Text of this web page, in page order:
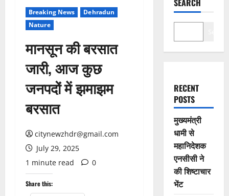
Breaking News
Dehradun
Nature
मानसून की बरसात
जारी, आज कुछ
जनपदों में झमाझम
बरसात
citynewzhdr@gmail.com
July 29, 2025
1 minute read
0
Share this:
SEARCH
RECENT
POSTS
मुख्यमंत्री
धामी से
महानिदेशक
एनसीसी ने
की शिष्टाचार
भेंट